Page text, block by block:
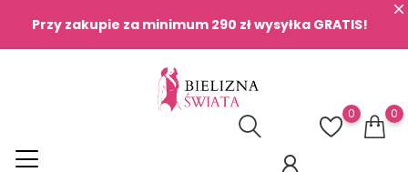
Przy zakupie za minimum 290 zł wysyłka GRATIS!
0
0